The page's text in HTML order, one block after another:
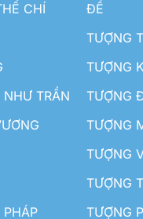
CHÍ
ĐỀ
TƯỢNG
TƯỢNG
TRẦN
TƯỢNG
TƯỢNG
TƯỢNG
TƯỢNG
TƯỢNG